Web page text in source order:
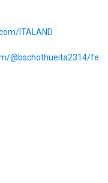
ITALAND
@bschothueita2314/